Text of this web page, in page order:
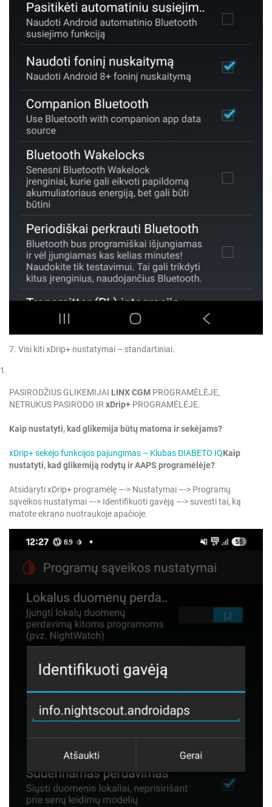
7. Visi kiti xDrip+ nustatymai – standartiniai.
PASIRODŽIUS GLIKEMIJAI LINX CGM PROGRAMĖLĖJE,
NETRUKUS PASIRODO IR xDrip+ PROGRAMĖLĖJE.
Kaip nustatyti, kad glikemija būtų matoma ir sekėjams?
xDrip+ sekėjo funkcijos pajungimas – Klubas DIABETO IQKaip
nustatyti, kad glikemiją rodytų ir AAPS programėlėje?
Atsidaryti xDrip+ programėlę –-> Nustatymai –-> Programų
sąveikos nustatymai –-> Identifikuoti gavėją –-> suvesti tai, ką
matote ekrano nuotraukoje apačioje.